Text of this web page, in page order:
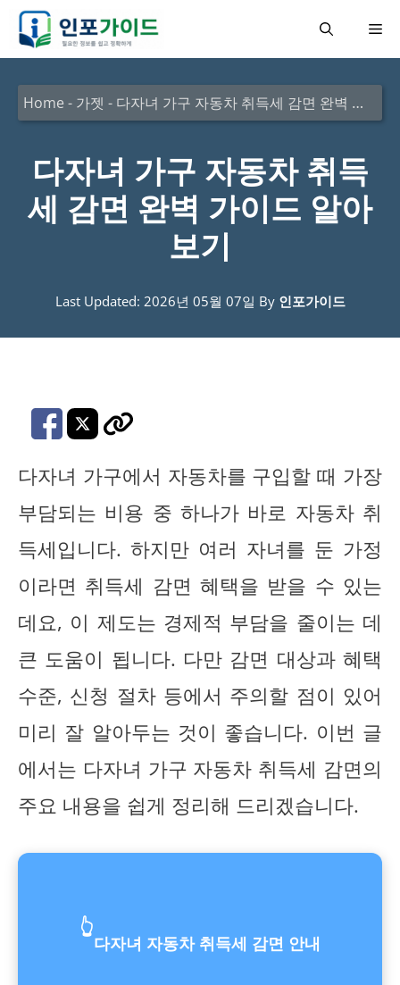
메
Home - 가젯 - 다자녀 가구 자동차 취득세 감면 완벽 가이드 알아보기
다자녀 가구 자동차 취득
세 감면 완벽 가이드 알아
보기
Last Updated: 2026년 05월 07일 By 인포가이드
다자녀 가구에서 자동차를 구입할 때 가장
부담되는 비용 중 하나가 바로 자동차 취
득세입니다. 하지만 여러 자녀를 둔 가정
이라면 취득세 감면 혜택을 받을 수 있는
데요, 이 제도는 경제적 부담을 줄이는 데
큰 도움이 됩니다. 다만 감면 대상과 혜택
수준, 신청 절차 등에서 주의할 점이 있어
미리 잘 알아두는 것이 좋습니다. 이번 글
에서는 다자녀 가구 자동차 취득세 감면의
주요 내용을 쉽게 정리해 드리겠습니다.
👆
다자녀 자동차 취득세 감면 안내